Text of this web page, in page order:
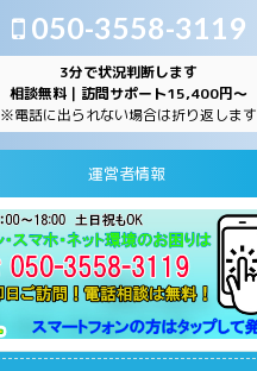
050-3558-3119
3分で状況判断します
相談無料｜訪問サポート15,400円～
※電話に出られない場合は折り返します
運営者情報